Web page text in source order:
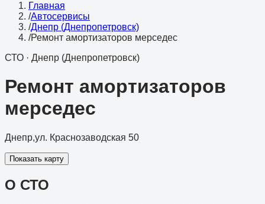
Главная
/Автосервисы
/Днепр (Днепропетровск)
/Ремонт амортизаторов мерседес
СТО · Днепр (Днепропетровск)
Ремонт амортизаторов
мерседес
Днепр,ул. Краснозаводская 50
Показать карту
О СТО